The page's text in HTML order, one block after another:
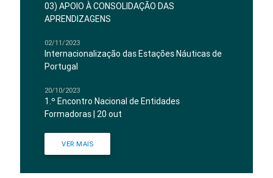
03) APOIO À CONSOLIDAÇÃO DAS
APRENDIZAGENS
02/11/2023
Internacionalização das Estações Náuticas de
Portugal
20/10/2023
1.º Encontro Nacional de Entidades
Formadoras | 20 out
VER MAIS